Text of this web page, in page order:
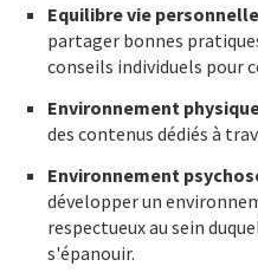
Equilibre vie
partager bonnes
conseils individuels pour
Environnement
des contenus dédiés à
Environnement
développer un
respectueux au sein
s'épanouir.